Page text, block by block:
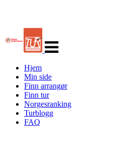
navigasjon
Hjem
Min side
Finn arrangør
Finn tur
Norgesranking
Turblogg
FAQ